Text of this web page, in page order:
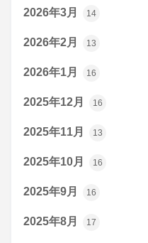
2026年3月 14
2026年2月 13
2026年1月 16
2025年12月 16
2025年11月 13
2025年10月 16
2025年9月 16
2025年8月 17